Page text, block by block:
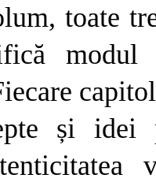
toate
și idei